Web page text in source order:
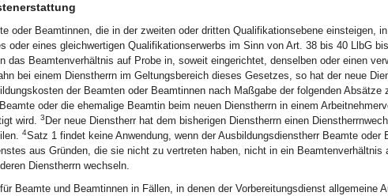
oder Beamtinnen, die in der zweiten oder dritten Qualifikationsebene einsteigen,
oder eines gleichwertigen Qualifikationserwerbs im Sinn von Art. 38 bis 40 LlbG
das Beamtenverhältnis auf Probe in, soweit eingerichtet, denselben oder einen
bei einem Dienstherrn im Geltungsbereich dieses Gesetzes, so hat der neue
der Beamten oder Beamtinnen nach Maßgabe der folgenden Absätze
oder die ehemalige Beamtin beim neuen Dienstherrn in einem
wird. 3 Der neue Dienstherr hat dem bisherigen Dienstherrn einen
4Satz 1 findet keine Anwendung, wenn der Ausbildungsdienstherr Beamte oder
aus Gründen, die sie nicht zu vertreten haben, nicht in ein Beamtenverhältnis
Dienstherrn wechseln.
Beamte und Beamtinnen in Fällen, in denen der Vorbereitungsdienst allgemeine